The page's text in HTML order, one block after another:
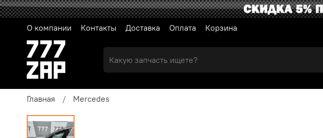
О компании Контакты Доставка Оплата Корзина
Главная Mercedes